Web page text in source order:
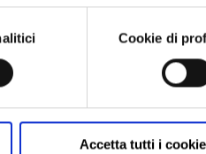
tecnici. Infine, per avere
vem.com/privacy/
Cookie di
Accetta tutti i cookie